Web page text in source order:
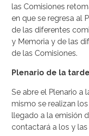
las Comisiones
en que se regresa al
de las diferentes
y Memoria y de las
de las Comisiones.
Plenario de la
Se abre el Plenario a
mismo se realizan
llegado a la emisión
contactará a los y